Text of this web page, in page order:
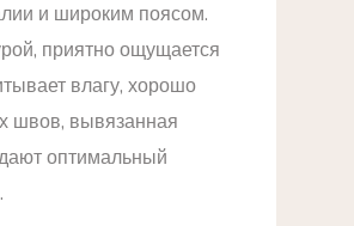
и широким поясом.
приятно ощущается
влагу, хорошо
швов, вывязанная
оптимальный